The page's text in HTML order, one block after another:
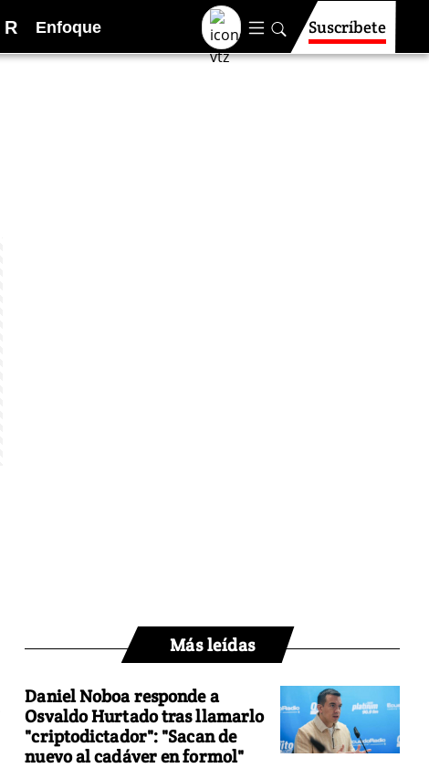
R Enfoque Suscríbete
Más leídas
Daniel Noboa responde a
Osvaldo Hurtado tras llamarlo
"criptodictador": "Sacan de
nuevo al cadáver en formol"